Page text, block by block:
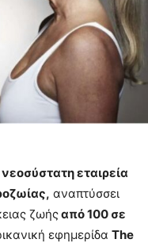
νεοσύστατη εταιρεία
αναπτύσσει
ζωήςαπό 100 σε
εφημερίδα The